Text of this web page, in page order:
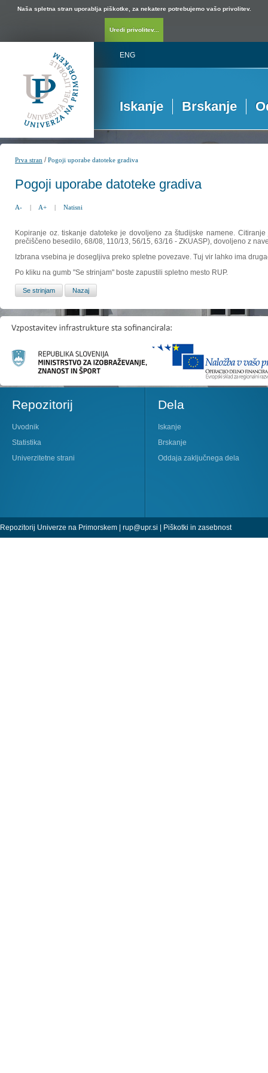
Naša spletna stran uporablja piškotke, za nekatere potrebujemo vašo privolitev.
Uredi privolitev...
ENG
Iskanje Brskanje
Prva stran /Pogoji uporabe datoteke gradiva
Pogoji uporabe datoteke gradiva
A- | A+ | Natisni
Kopiranje oz. tiskanje datoteke je dovoljeno za študijske namene.
prečiščeno besedilo, 68/08, 110/13, 56/15, 63/16 - ZKUASP), dovoljeno z
Izbrana vsebina je dosegljiva preko spletne povezave. Tuj vir lahko ima
Po kliku na gumb "Se strinjam" boste zapustili spletno mesto RUP.
Repozitorij
Uvodnik
Statistika
Univerzitetne strani
Dela
Iskanje
Brskanje
Oddaja zaključnega dela
Repozitorij Univerze na Primorskem | rup@upr.si | Piškotki in zasebnost